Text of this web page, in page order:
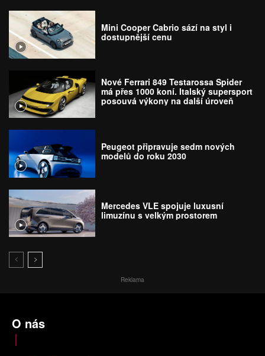
Mini Cooper Cabrio sází na styl i
dostupnější cenu
Nové Ferrari 849 Testarossa Spider
má přes 1000 koní. Italský supersport
posouvá výkony na další úroveň
Peugeot připravuje sedm nových
modelů do roku 2030
Mercedes VLE spojuje luxusní
limuzínu s velkým prostorem
Reklama
O nás